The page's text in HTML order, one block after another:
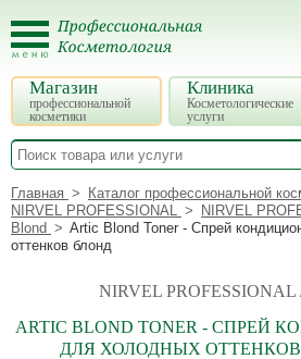
Магазин
профессиональной
косметики
Клиника
Косметологические
услуги
Главная Каталог профессиональной
NIRVEL PROFESSIONAL
NIRVEL
Blond
Artic Blond Toner - Спрей
оттенков блонд
NIRVEL PROFESSIONAL
ARTIC BLOND TONER - СПРЕЙ
ДЛЯ ХОЛОДНЫХ ОТТЕНКОВ